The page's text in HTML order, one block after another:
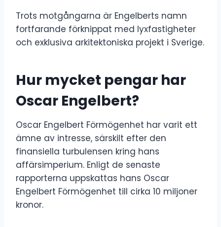
Trots motgångarna är Engelberts namn
fortfarande förknippat med lyxfastigheter
och exklusiva arkitektoniska projekt i Sverige.
Hur mycket pengar har
Oscar Engelbert?
Oscar Engelbert Förmögenhet har varit ett
ämne av intresse, särskilt efter den
finansiella turbulensen kring hans
affärsimperium. Enligt de senaste
rapporterna uppskattas hans Oscar
Engelbert Förmögenhet till cirka 10 miljoner
kronor.